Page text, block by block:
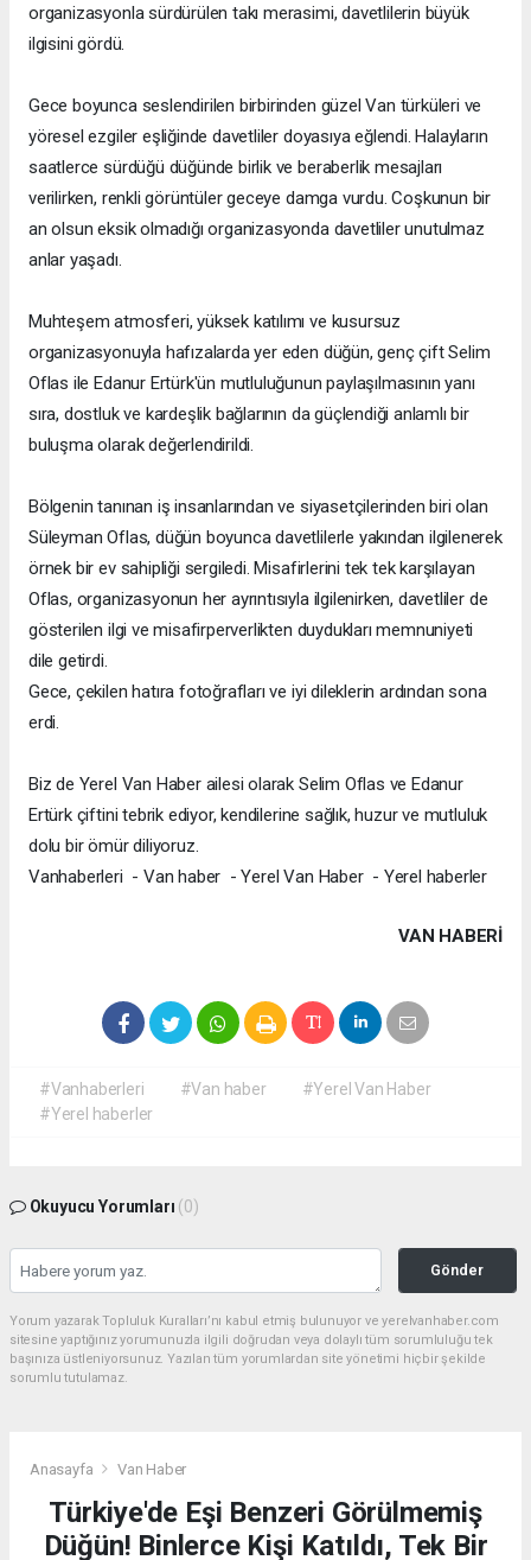
organizasyonla sürdürülen takı merasimi, davetlilerin büyük
ilgisini gördü.
Gece boyunca seslendirilen birbirinden güzel Van türküleri ve
yöresel ezgiler eşliğinde davetliler doyasıya eğlendi. Halayların
saatlerce sürdüğü düğünde birlik ve beraberlik mesajları
verilirken, renkli görüntüler geceye damga vurdu. Coşkunun bir
an olsun eksik olmadığı organizasyonda davetliler unutulmaz
anlar yaşadı.
Muhteşem atmosferi, yüksek katılımı ve kusursuz
organizasyonuyla hafızalarda yer eden düğün, genç çift Selim
Oflas ile Edanur Ertürk'ün mutluluğunun paylaşılmasının yanı
sıra, dostluk ve kardeşlik bağlarının da güçlendiği anlamlı bir
buluşma olarak değerlendirildi.
Bölgenin tanınan iş insanlarından ve siyasetçilerinden biri olan
Süleyman Oflas, düğün boyunca davetlilerle yakından ilgilenerek
örnek bir ev sahipliği sergiledi. Misafirlerini tek tek karşılayan
Oflas, organizasyonun her ayrıntısıyla ilgilenirken, davetliler de
gösterilen ilgi ve misafirperverlikten duydukları memnuniyeti
dile getirdi.
Gece, çekilen hatıra fotoğrafları ve iyi dileklerin ardından sona
erdi.
Biz de Yerel Van Haber ailesi olarak Selim Oflas ve Edanur
Ertürk çiftini tebrik ediyor, kendilerine sağlık, huzur ve mutluluk
dolu bir ömür diliyoruz.
Vanhaberleri - Van haber - Yerel Van Haber - Yerel haberler
VAN HABERİ
#Vanhaberleri #Van haber
#Yerel Van Haber
#Yerel haberler
Okuyucu Yorumları (0)
Gönder
Yorum yazarak Topluluk Kuralları’nı kabul etmiş bulunuyor ve yerelvanhaber.com
sitesine yaptığınız yorumunuzla ilgili doğrudan veya dolaylı tüm sorumluluğu tek
başınıza üstleniyorsunuz. Yazılan tüm yorumlardan site yönetimi hiçbir şekilde
sorumlu tutulamaz.
Anasayfa Van Haber
Türkiye'de Eşi Benzeri Görülmemiş
Düğün! Binlerce Kişi Katıldı, Tek Bir